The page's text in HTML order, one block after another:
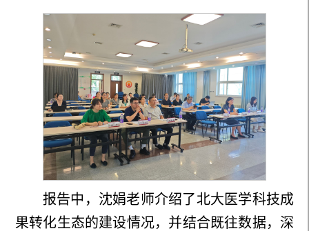
报告中，沈娟老师介绍了北大医学科技成
果转化生态的建设情况，并结合既往数据，深